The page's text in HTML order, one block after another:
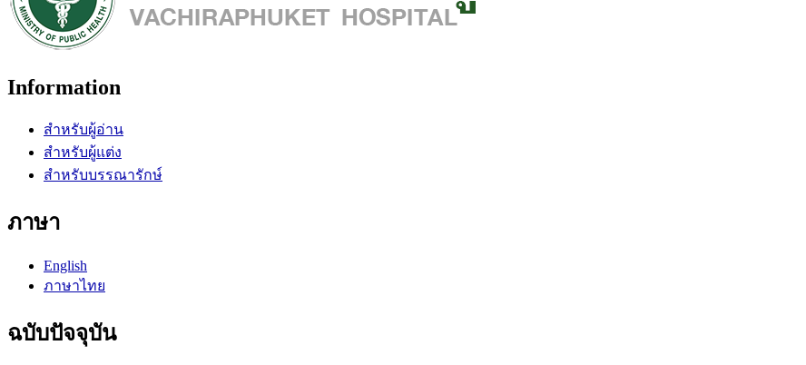
Information
สำหรับผู้อ่าน
สำหรับผู้แต่ง
สำหรับบรรณารักษ์
ภาษา
English
ภาษาไทย
ฉบับปัจจุบัน